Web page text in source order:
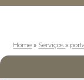
Home » Serviços»